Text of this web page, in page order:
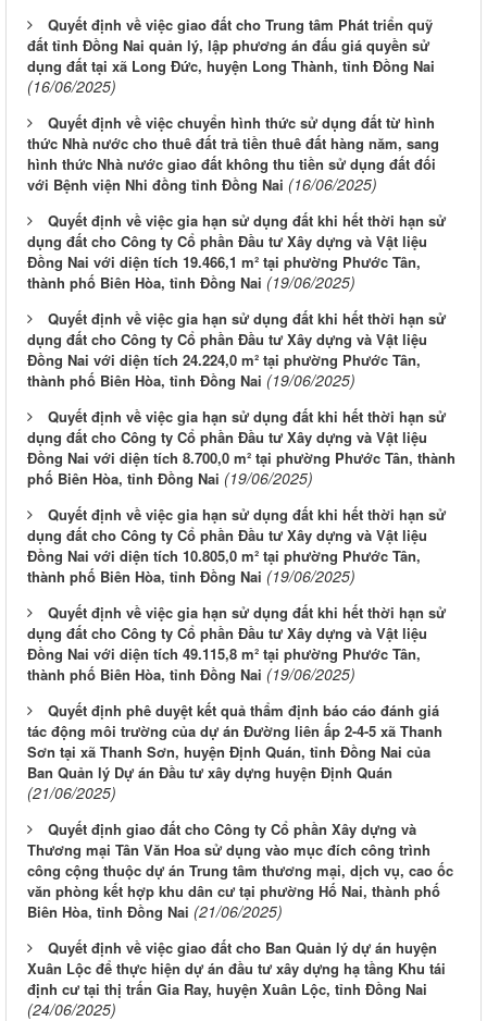
Quyết định về việc giao đất cho Trung tâm Phát triển quỹ
đất tỉnh Đồng Nai quản lý, lập phương án đấu giá quyền sử
dụng đất tại xã Long Đức, huyện Long Thành, tỉnh Đồng Nai
(16/06/2025)
Quyết định về việc chuyển hình thức sử dụng đất từ hình
thức Nhà nước cho thuê đất trả tiền thuê đất hàng năm, sang
hình thức Nhà nước giao đất không thu tiền sử dụng đất đối
với Bệnh viện Nhi đồng tỉnh Đồng Nai (16/06/2025)
Quyết định về việc gia hạn sử dụng đất khi hết thời hạn sử
dụng đất cho Công ty Cổ phần Đầu tư Xây dựng và Vật liệu
Đồng Nai với diện tích 19.466,1 m² tại phường Phước Tân,
thành phố Biên Hòa, tỉnh Đồng Nai (19/06/2025)
Quyết định về việc gia hạn sử dụng đất khi hết thời hạn sử
dụng đất cho Công ty Cổ phần Đầu tư Xây dựng và Vật liệu
Đồng Nai với diện tích 24.224,0 m² tại phường Phước Tân,
thành phố Biên Hòa, tỉnh Đồng Nai (19/06/2025)
Quyết định về việc gia hạn sử dụng đất khi hết thời hạn sử
dụng đất cho Công ty Cổ phần Đầu tư Xây dựng và Vật liệu
Đồng Nai với diện tích 8.700,0 m² tại phường Phước Tân, thành
phố Biên Hòa, tỉnh Đồng Nai (19/06/2025)
Quyết định về việc gia hạn sử dụng đất khi hết thời hạn sử
dụng đất cho Công ty Cổ phần Đầu tư Xây dựng và Vật liệu
Đồng Nai với diện tích 10.805,0 m² tại phường Phước Tân,
thành phố Biên Hòa, tỉnh Đồng Nai (19/06/2025)
Quyết định về việc gia hạn sử dụng đất khi hết thời hạn sử
dụng đất cho Công ty Cổ phần Đầu tư Xây dựng và Vật liệu
Đồng Nai với diện tích 49.115,8 m² tại phường Phước Tân,
thành phố Biên Hòa, tỉnh Đồng Nai (19/06/2025)
Quyết định phê duyệt kết quả thẩm định báo cáo đánh giá
tác động môi trường của dự án Đường liên ấp 2-4-5 xã Thanh
Sơn tại xã Thanh Sơn, huyện Định Quán, tỉnh Đồng Nai của
Ban Quản lý Dự án Đầu tư xây dựng huyện Định Quán
(21/06/2025)
Quyết định giao đất cho Công ty Cổ phần Xây dựng và
Thương mại Tân Văn Hoa sử dụng vào mục đích công trình
công cộng thuộc dự án Trung tâm thương mại, dịch vụ, cao ốc
văn phòng kết hợp khu dân cư tại phường Hố Nai, thành phố
Biên Hòa, tỉnh Đồng Nai (21/06/2025)
Quyết định về việc giao đất cho Ban Quản lý dự án huyện
Xuân Lộc để thực hiện dự án đầu tư xây dựng hạ tầng Khu tái
định cư tại thị trấn Gia Ray, huyện Xuân Lộc, tỉnh Đồng Nai
(24/06/2025)